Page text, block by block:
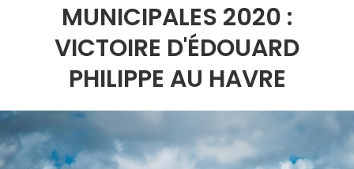
MUNICIPALES 2020 :
VICTOIRE D'ÉDOUARD
PHILIPPE AU HAVRE